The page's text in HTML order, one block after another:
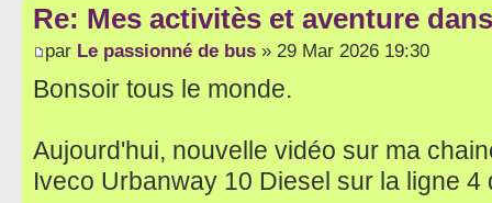
Re: Mes activitès et aventure
par Le passionné de bus » 29 Mar 2026 19:30
Bonsoir tous le monde.
Aujourd'hui, nouvelle vidéo sur ma
Iveco Urbanway 10 Diesel sur la ligne